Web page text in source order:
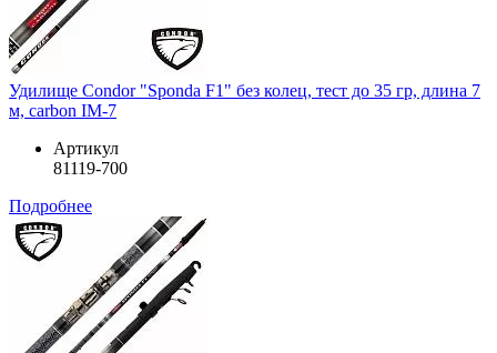
Удилище Condor "Sponda F1" без колец, тест до 35 гр, длина 7
м, carbon IM-7
Артикул
81119-700
Подробнее